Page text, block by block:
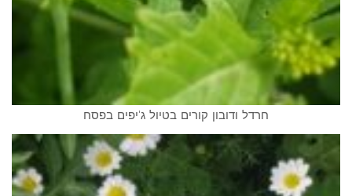
חרדל ודובון קורים בטיול ג'יפים בפסח